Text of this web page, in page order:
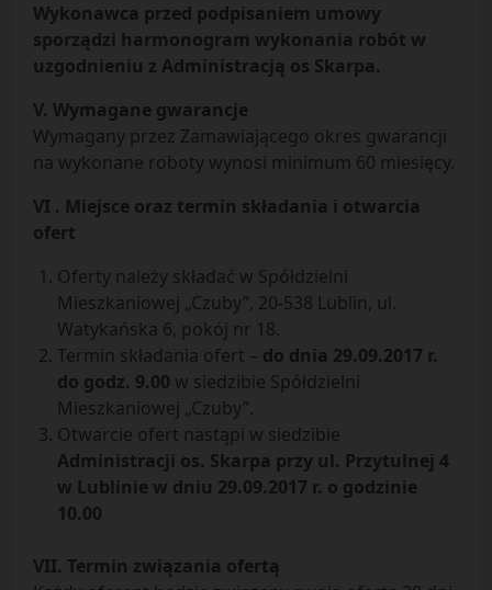
Wykonawca przed podpisaniem umowy
sporządzi harmonogram wykonania robót w
uzgodnieniu z Administracją os Skarpa.
V. Wymagane gwarancje
Wymagany przez Zamawiającego okres gwarancji
na wykonane roboty wynosi minimum 60 miesięcy.
VI . Miejsce oraz termin składania i otwarcia
ofert
Oferty należy składać w Spółdzielni
Mieszkaniowej „Czuby”, 20-538 Lublin, ul.
Watykańska 6, pokój nr 18.
Termin składania ofert – do dnia 29.09.2017 r.
do godz. 9.00 w siedzibie Spółdzielni
Mieszkaniowej „Czuby”.
Otwarcie ofert nastąpi w siedzibie
Administracji os. Skarpa przy ul. Przytulnej 4
w Lublinie w dniu 29.09.2017 r. o godzinie
10.00
VII. Termin związania ofertą